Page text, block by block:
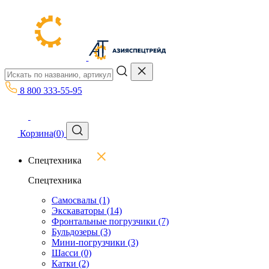
8 800 333-55-95
Корзина(0)
Спецтехника
Спецтехника
Самосвалы (1)
Экскаваторы (14)
Фронтальные погрузчики (7)
Бульдозеры (3)
Мини-погрузчики (3)
Шасси (0)
Катки (2)